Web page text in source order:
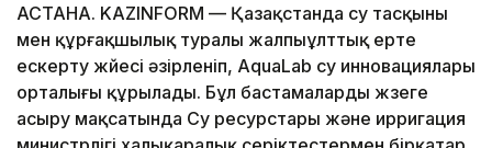
АСТАНА. KAZINFORM — Қазақстанда су тасқыны
мен құрғақшылық туралы жалпыұлттық ерте
ескерту жүйесі әзірленіп, AquaLab су инновациялары
орталығы құрылады. Бұл бастамаларды жүзеге
асыру мақсатында Су ресурстары және ирригация